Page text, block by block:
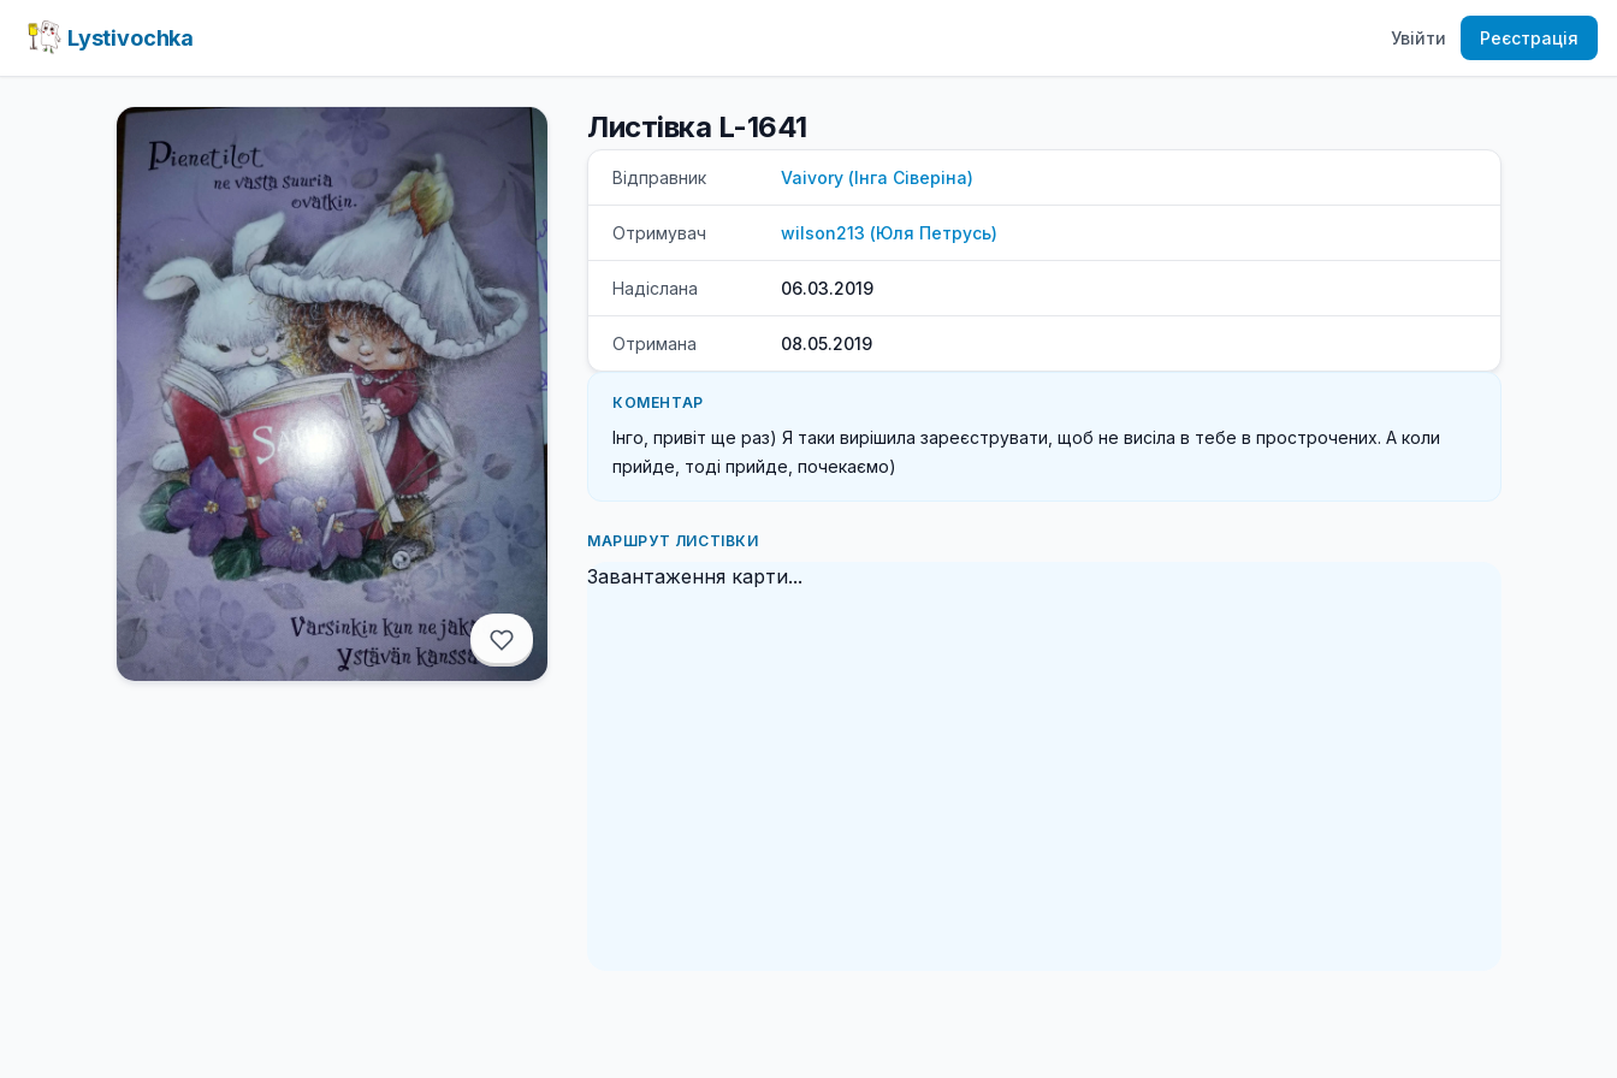
Lystivochka Увійти Реєстрація
Листівка L-1641
Відправник Vaivory (Інга Сіверіна)
Отримувач wilson213 (Юля Петрусь)
Надіслана 06.03.2019
Отримана 08.05.2019
КОМЕНТАР
Інго, привіт ще раз) Я таки вирішила зареєструвати, щоб не висіла в тебе в прострочених. А коли
прийде, тоді прийде, почекаємо)
МАРШРУТ ЛИСТІВКИ
Завантаження карти...